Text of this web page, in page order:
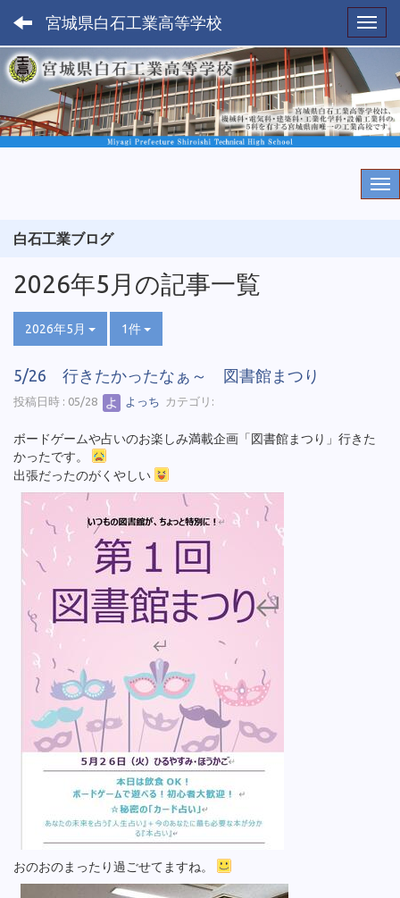
宮城県白石工業高等学校
白石工業ブログ
2026年5月の記事一覧
2026年5月 1件
5/26 行きたかったなぁ～ 図書館まつり
投稿日時 : 05/28 よっち カテゴリ:
ボードゲームや占いのお楽しみ満載企画「図書館まつり」行きた
かったです。
出張だったのがくやしい
おのおのまったり過ごせてますね。